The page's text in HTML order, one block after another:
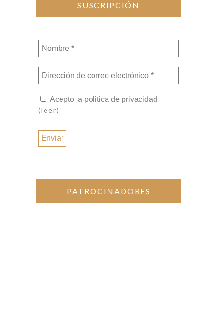
SUSCRIPCIÓN
Nombre
*
Dirección
de
electrónico
*
Acepto la politica de privacidad
(leer)
PATROCINADORES